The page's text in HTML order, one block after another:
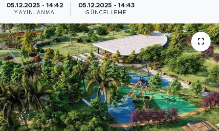
05.12.2025 - 14:42
YAYINLANMA
05.12.2025 - 14:43
GÜNCELLEME